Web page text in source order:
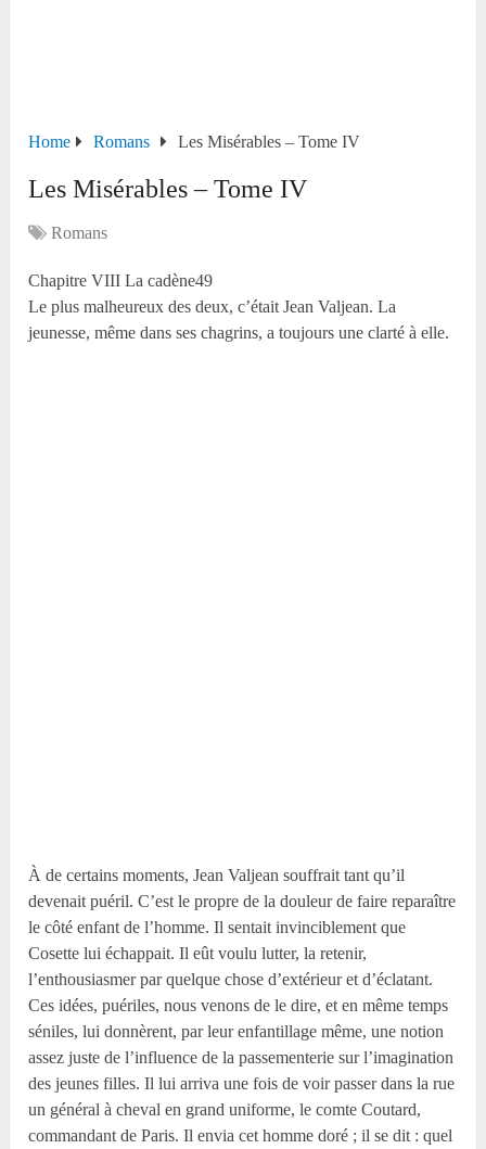
Home Romans Les Misérables – Tome IV
Les Misérables – Tome IV
Romans
Chapitre VIII La cadène49
Le plus malheureux des deux, c’était Jean Valjean. La
jeunesse, même dans ses chagrins, a toujours une clarté à elle.
À de certains moments, Jean Valjean souffrait tant qu’il
devenait puéril. C’est le propre de la douleur de faire reparaître
le côté enfant de l’homme. Il sentait invinciblement que
Cosette lui échappait. Il eût voulu lutter, la retenir,
l’enthousiasmer par quelque chose d’extérieur et d’éclatant.
Ces idées, puériles, nous venons de le dire, et en même temps
séniles, lui donnèrent, par leur enfantillage même, une notion
assez juste de l’influence de la passementerie sur l’imagination
des jeunes filles. Il lui arriva une fois de voir passer dans la rue
un général à cheval en grand uniforme, le comte Coutard,
commandant de Paris. Il envia cet homme doré ; il se dit : quel